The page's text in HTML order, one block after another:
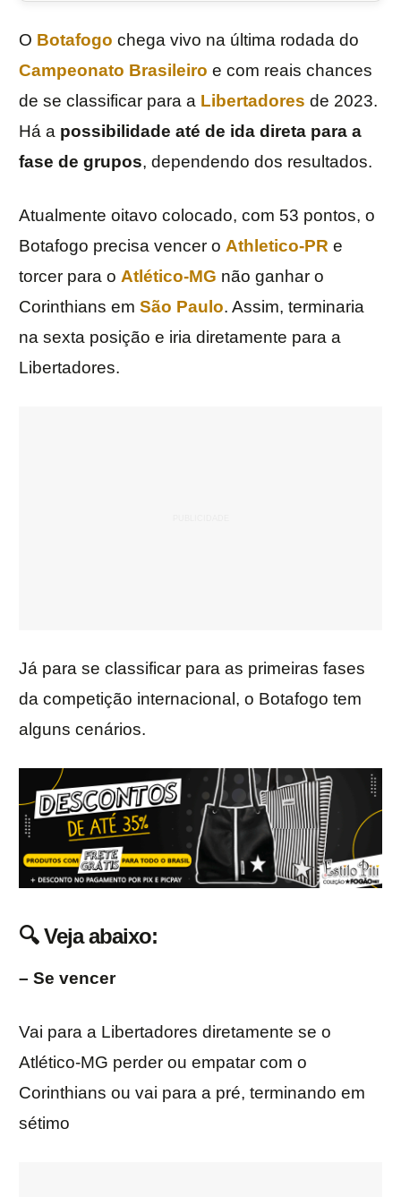
O Botafogo chega vivo na última rodada do
Campeonato Brasileiro e com reais chances
de se classificar para a Libertadores de 2023.
Há a possibilidade até de ida direta para a
fase de grupos, dependendo dos resultados.
Atualmente oitavo colocado, com 53 pontos, o
Botafogo precisa vencer o Athletico-PR e
torcer para o Atlético-MG não ganhar o
Corinthians em São Paulo. Assim, terminaria
na sexta posição e iria diretamente para a
Libertadores.
Já para se classificar para as primeiras fases
da competição internacional, o Botafogo tem
alguns cenários.
🔍Veja abaixo:
– Se vencer
Vai para a Libertadores diretamente se o
Atlético-MG perder ou empatar com o
Corinthians ou vai para a pré, terminando em
sétimo